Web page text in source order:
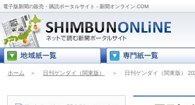
電子版新聞の販売・購読ポータルサイト - 新聞オンライン.COM
ホーム ＞ 日刊ゲンダイ（関東版） ＞ 日刊ゲンダイ（関東版）